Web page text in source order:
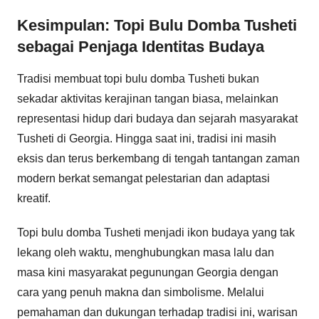
Kesimpulan: Topi Bulu Domba Tusheti
sebagai Penjaga Identitas Budaya
Tradisi membuat topi bulu domba Tusheti bukan
sekadar aktivitas kerajinan tangan biasa, melainkan
representasi hidup dari budaya dan sejarah masyarakat
Tusheti di Georgia. Hingga saat ini, tradisi ini masih
eksis dan terus berkembang di tengah tantangan zaman
modern berkat semangat pelestarian dan adaptasi
kreatif.
Topi bulu domba Tusheti menjadi ikon budaya yang tak
lekang oleh waktu, menghubungkan masa lalu dan
masa kini masyarakat pegunungan Georgia dengan
cara yang penuh makna dan simbolisme. Melalui
pemahaman dan dukungan terhadap tradisi ini, warisan